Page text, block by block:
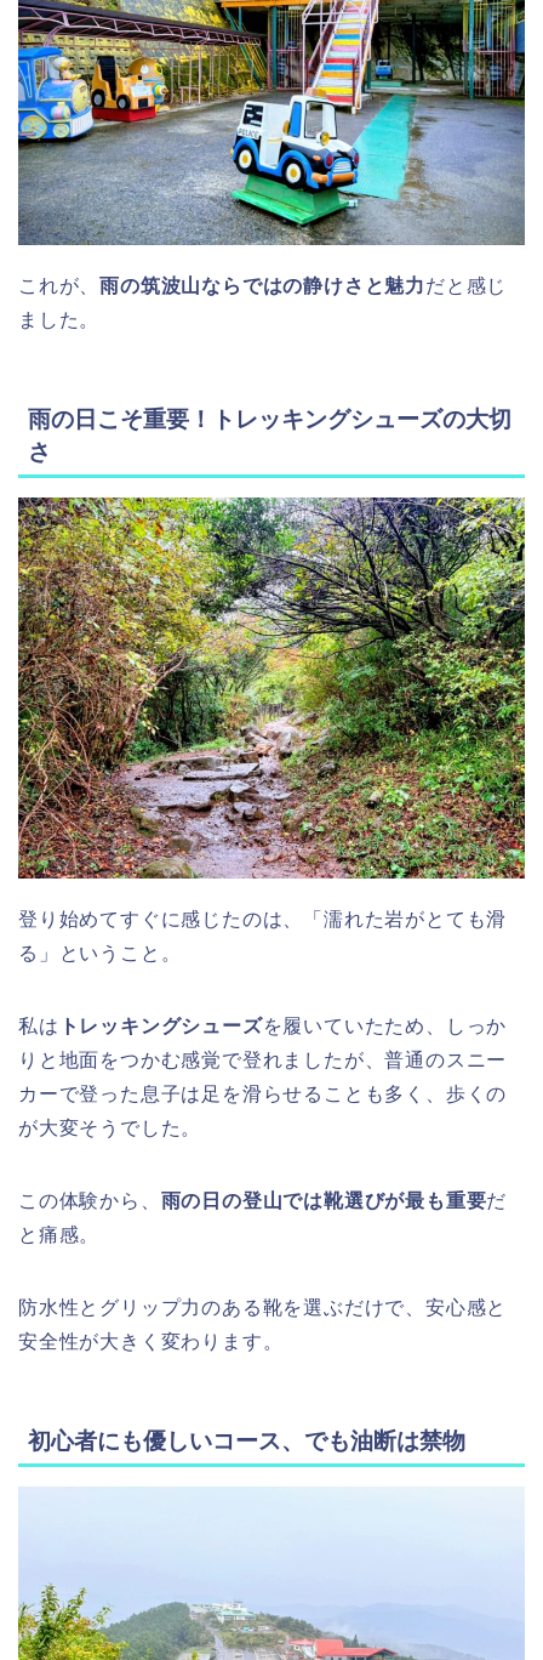
これが、雨の筑波山ならではの静けさと魅力だと感じ
ました。
雨の日こそ重要！トレッキングシューズの大切
さ
登り始めてすぐに感じたのは、「濡れた岩がとても滑
る」ということ。
私は トレッキングシューズを履いていたため、しっか
りと地面をつかむ感覚で登れましたが、普通のスニー
カーで登った息子は足を滑らせることも多く、歩くの
が大変そうでした。
この体験から、 雨の日の登山では靴選びが最も重要だ
と痛感。
防水性とグリップ力のある靴を選ぶだけで、安心感と
安全性が大きく変わります。
初心者にも優しいコース、でも油断は禁物